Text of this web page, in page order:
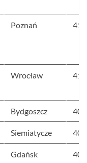
Poznań 41
Wrocław 41
Bydgoszcz 40
Siemiatycze 40
Gdańsk 40